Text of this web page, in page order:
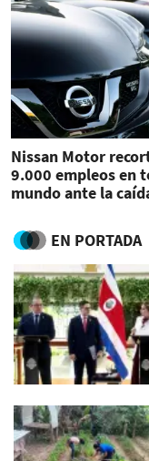
Nissan Motor
9.000 empleos en
mundo ante la
EN PORTADA